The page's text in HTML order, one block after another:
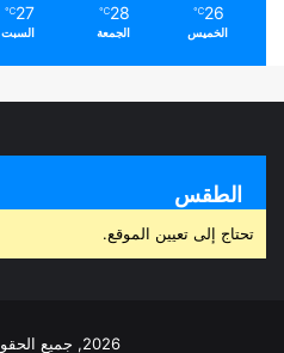
26
℃
الخميس
28
℃
الجمعة
27
℃
السبت
الطقس
تحتاج إلى تعيين الموقع.
2026, جميع الحقوق محفوظة©